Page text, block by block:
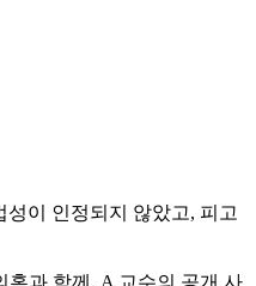
이 인정되지 않았고, 피고
혹과 함께, A 교수의 공개 사